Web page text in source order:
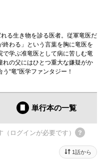
る生き物を診る医者。従軍竜医だ
わる」という言葉を胸に竜医を
で学ぶ准竜医として病に苦しむ竜
の父にはひとつ重大な嫌疑がか
“竜”医学ファンタジー！
単行本の一覧
（ログインが必要です）
1話から